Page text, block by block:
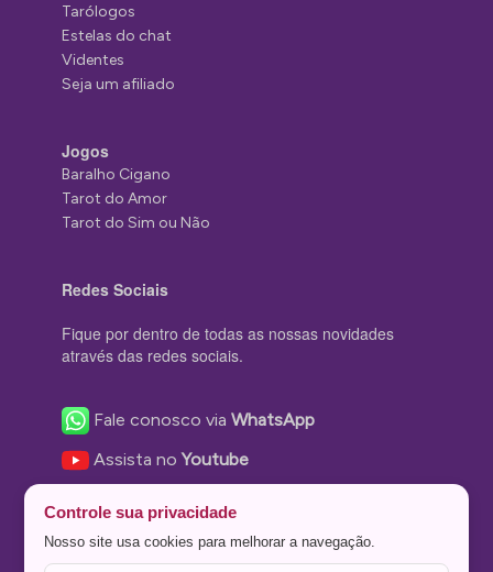
Tarólogos
Estelas do chat
Videntes
Seja um afiliado
Jogos
Baralho Cigano
Tarot do Amor
Tarot do Sim ou Não
Redes Sociais
Fique por dentro de todas as nossas novidades
através das redes sociais.
Fale conosco viaWhatsApp
Assista noYoutube
Nos siga no Instagram
Controle sua privacidade
Nosso site usa cookies para melhorar a navegação.